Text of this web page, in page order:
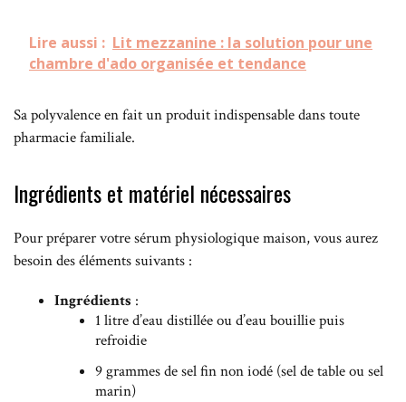
Lire aussi : Lit mezzanine : la solution pour une
chambre d'ado organisée et tendance
Sa polyvalence en fait un produit indispensable dans toute
pharmacie familiale.
Ingrédients et matériel nécessaires
Pour préparer votre sérum physiologique maison, vous aurez
besoin des éléments suivants :
Ingrédients :
1 litre d’eau distillée ou d’eau bouillie puis
refroidie
9 grammes de sel fin non iodé (sel de table ou sel
marin)